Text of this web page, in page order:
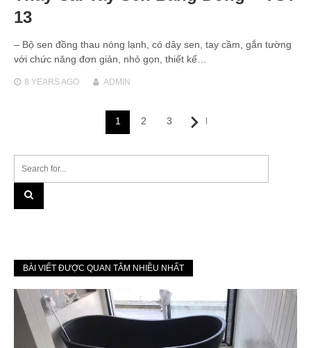
13
– Bộ sen đồng thau nóng lạnh, có dây sen, tay cầm, gắn tường
với chức năng đơn giản, nhỏ gọn, thiết kế…
8 YEARSAGO ADMIN
1 2 3 Next
BÀI VIẾT ĐƯỢC QUAN TÂM NHIỀU NHẤT